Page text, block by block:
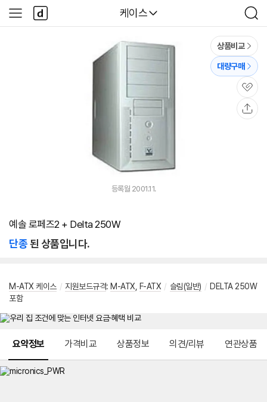
다나와
케이스
검
색
사
이
다
나
와
상품비교
대량구매
관
심
등록월 2001.11.
예솔 로페즈2 + Delta 250W
단종된 상품입니다.
M-ATX 케이스 / 지원보드규격: M-ATX F-ATX / 슬림(일반) / DELTA 250W
포함
요약정보 가격비교 상품정보 의견/리뷰 연관상품